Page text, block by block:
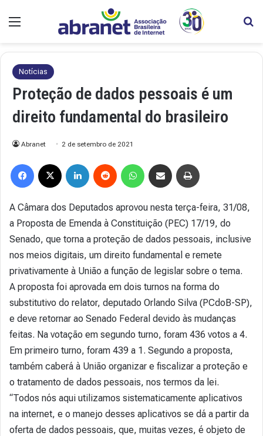
Notícias
Proteção de dados pessoais é um
direito fundamental do brasileiro
Abranet 2 de setembro de 2021
A Câmara dos Deputados aprovou nesta terça-feira, 31/08,
a Proposta de Emenda à Constituição (PEC) 17/19, do
Senado, que torna a proteção de dados pessoais, inclusive
nos meios digitais, um direito fundamental e remete
privativamente à União a função de legislar sobre o tema.
A proposta foi aprovada em dois turnos na forma do
substitutivo do relator, deputado Orlando Silva (PCdoB-SP),
e deve retornar ao Senado Federal devido às mudanças
feitas. Na votação em segundo turno, foram 436 votos a 4.
Em primeiro turno, foram 439 a 1. Segundo a proposta,
também caberá à União organizar e fiscalizar a proteção e
o tratamento de dados pessoais, nos termos da lei.
“Todos nós aqui utilizamos sistematicamente aplicativos
na internet, e o manejo desses aplicativos se dá a partir da
oferta de dados pessoais, que, muitas vezes, é objeto de